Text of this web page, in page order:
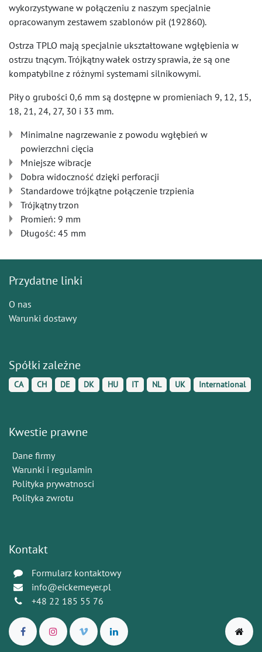
wykorzystywane w połączeniu z naszym specjalnie
opracowanym zestawem szablonów pił (192860).
Ostrza TPLO mają specjalnie ukształtowane wgłębienia w
ostrzu tnącym. Trójkątny wałek ostrzy sprawia, że ​​są one
kompatybilne z różnymi systemami silnikowymi.
Piły o grubości 0,6 mm są dostępne w promieniach 9, 12, 15,
18, 21, 24, 27, 30 i 33 mm.
Minimalne nagrzewanie z powodu wgłębień w
powierzchni cięcia
Mniejsze wibracje
Dobra widoczność dzięki perforacji
Standardowe trójkątne połączenie trzpienia
Trójkątny trzon
Promień: 9 mm
Długość: 45 mm
Przydatne linki
O nas
Warunki dostawy
Spółki zależne
CA CH DE DK HU IT NL UK International
Kwestie prawne
Dane firmy
Warunki i regulamin
Polityka prywatnosci
Polityka zwrotu
Kontakt
Formularz kontaktowy
info@eickemeyer.pl
+48 22 185 55 76